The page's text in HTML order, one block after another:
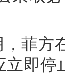
菲方
立即停